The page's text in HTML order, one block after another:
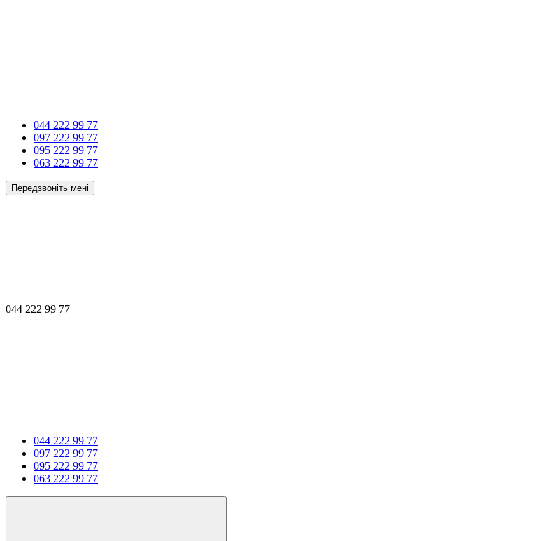
044 222 99 77
097 222 99 77
095 222 99 77
063 222 99 77
Передзвоніть мені
044 222 99 77
044 222 99 77
097 222 99 77
095 222 99 77
063 222 99 77